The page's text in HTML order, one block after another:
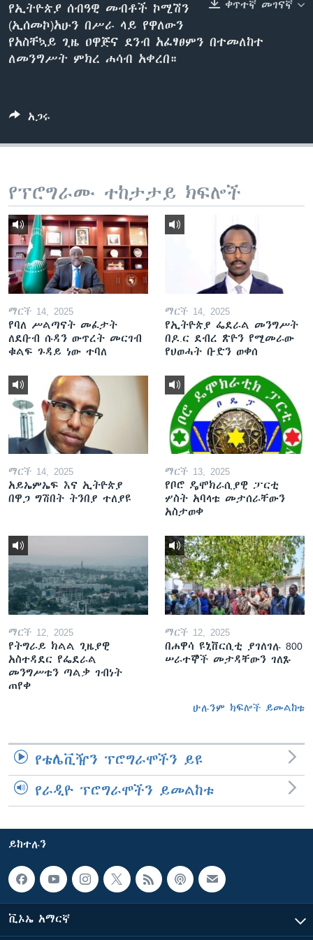
ቋንቋዎች
ቀጥተኛ መገናኛ
የኢትዮጵያ ሰብዓዊ መብቶች ኮሚሽን
(ኢሰመኮ)አሁን በሥራ ላይ የዋለውን
የአስቸኳይ ጊዜ ዐዋጅና ደንብ አፈፃፀምን በተመለከተ
ለመንግሥት ምክረ ሐሳብ አቀረበ።
አጋሩ
የፕሮግራሙ ተከታታይ ክፍሎች
ማርች 14, 2025
የባለ ሥልጣናት መፈታት
ለደቡብ ሱዳን ውጥረት መርገብ
ቁልፍ ጉዳይ ነው ተባለ
ማርች 14, 2025
የኢትዮጵያ ፌደራል መንግሥት
በዶ.ር ደብረ ጽዮን የሚመራው
የህወሓት ቡድን ወቀሰ
ማርች 14, 2025
አይኤምኤፍ እና ኢትዮጵያ
በዋጋ ግሽበት ትንበያ ተለያዩ
ማርች 13, 2025
የቦሮ ዴሞክራሲያዊ ፓርቲ
ሦስት አባላቱ መታሰራቸውን
አስታወቀ
ማርች 12, 2025
የትግራይ ክልል ጊዜያዊ
አስተዳደር የፌደራል
መንግሥቱን ጣልቃ ገብነት
ጠየቀ
ማርች 12, 2025
በሐዋሳ ዩኒቨርሲቲ ያገለገሉ 800
ሠራተኞች መታዳቸውን ገለጹ
ሁሉንም ክፍሎች ይመልከቱ
የቴሌቪዥን ፕሮግራሞችን ይዩ
የራዲዮ ፕሮግራሞችን ይመልከቱ
ይከተሉን
ቪኦኤ አማርኛ